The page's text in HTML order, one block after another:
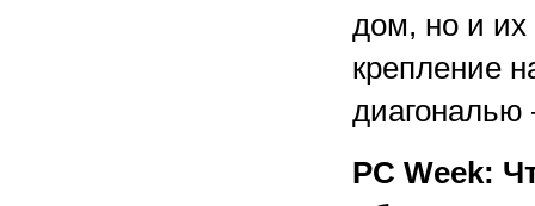
дом, но и их
крепление
диагональю
PC Week: